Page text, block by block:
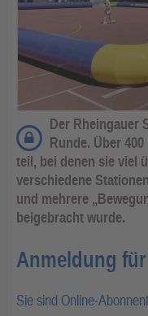
Der Rheingauer
Runde. Über
teil, bei denen sie viel
verschiedene
und mehrere
beigebracht wurde.
Anmeldung
Sie sind Online-